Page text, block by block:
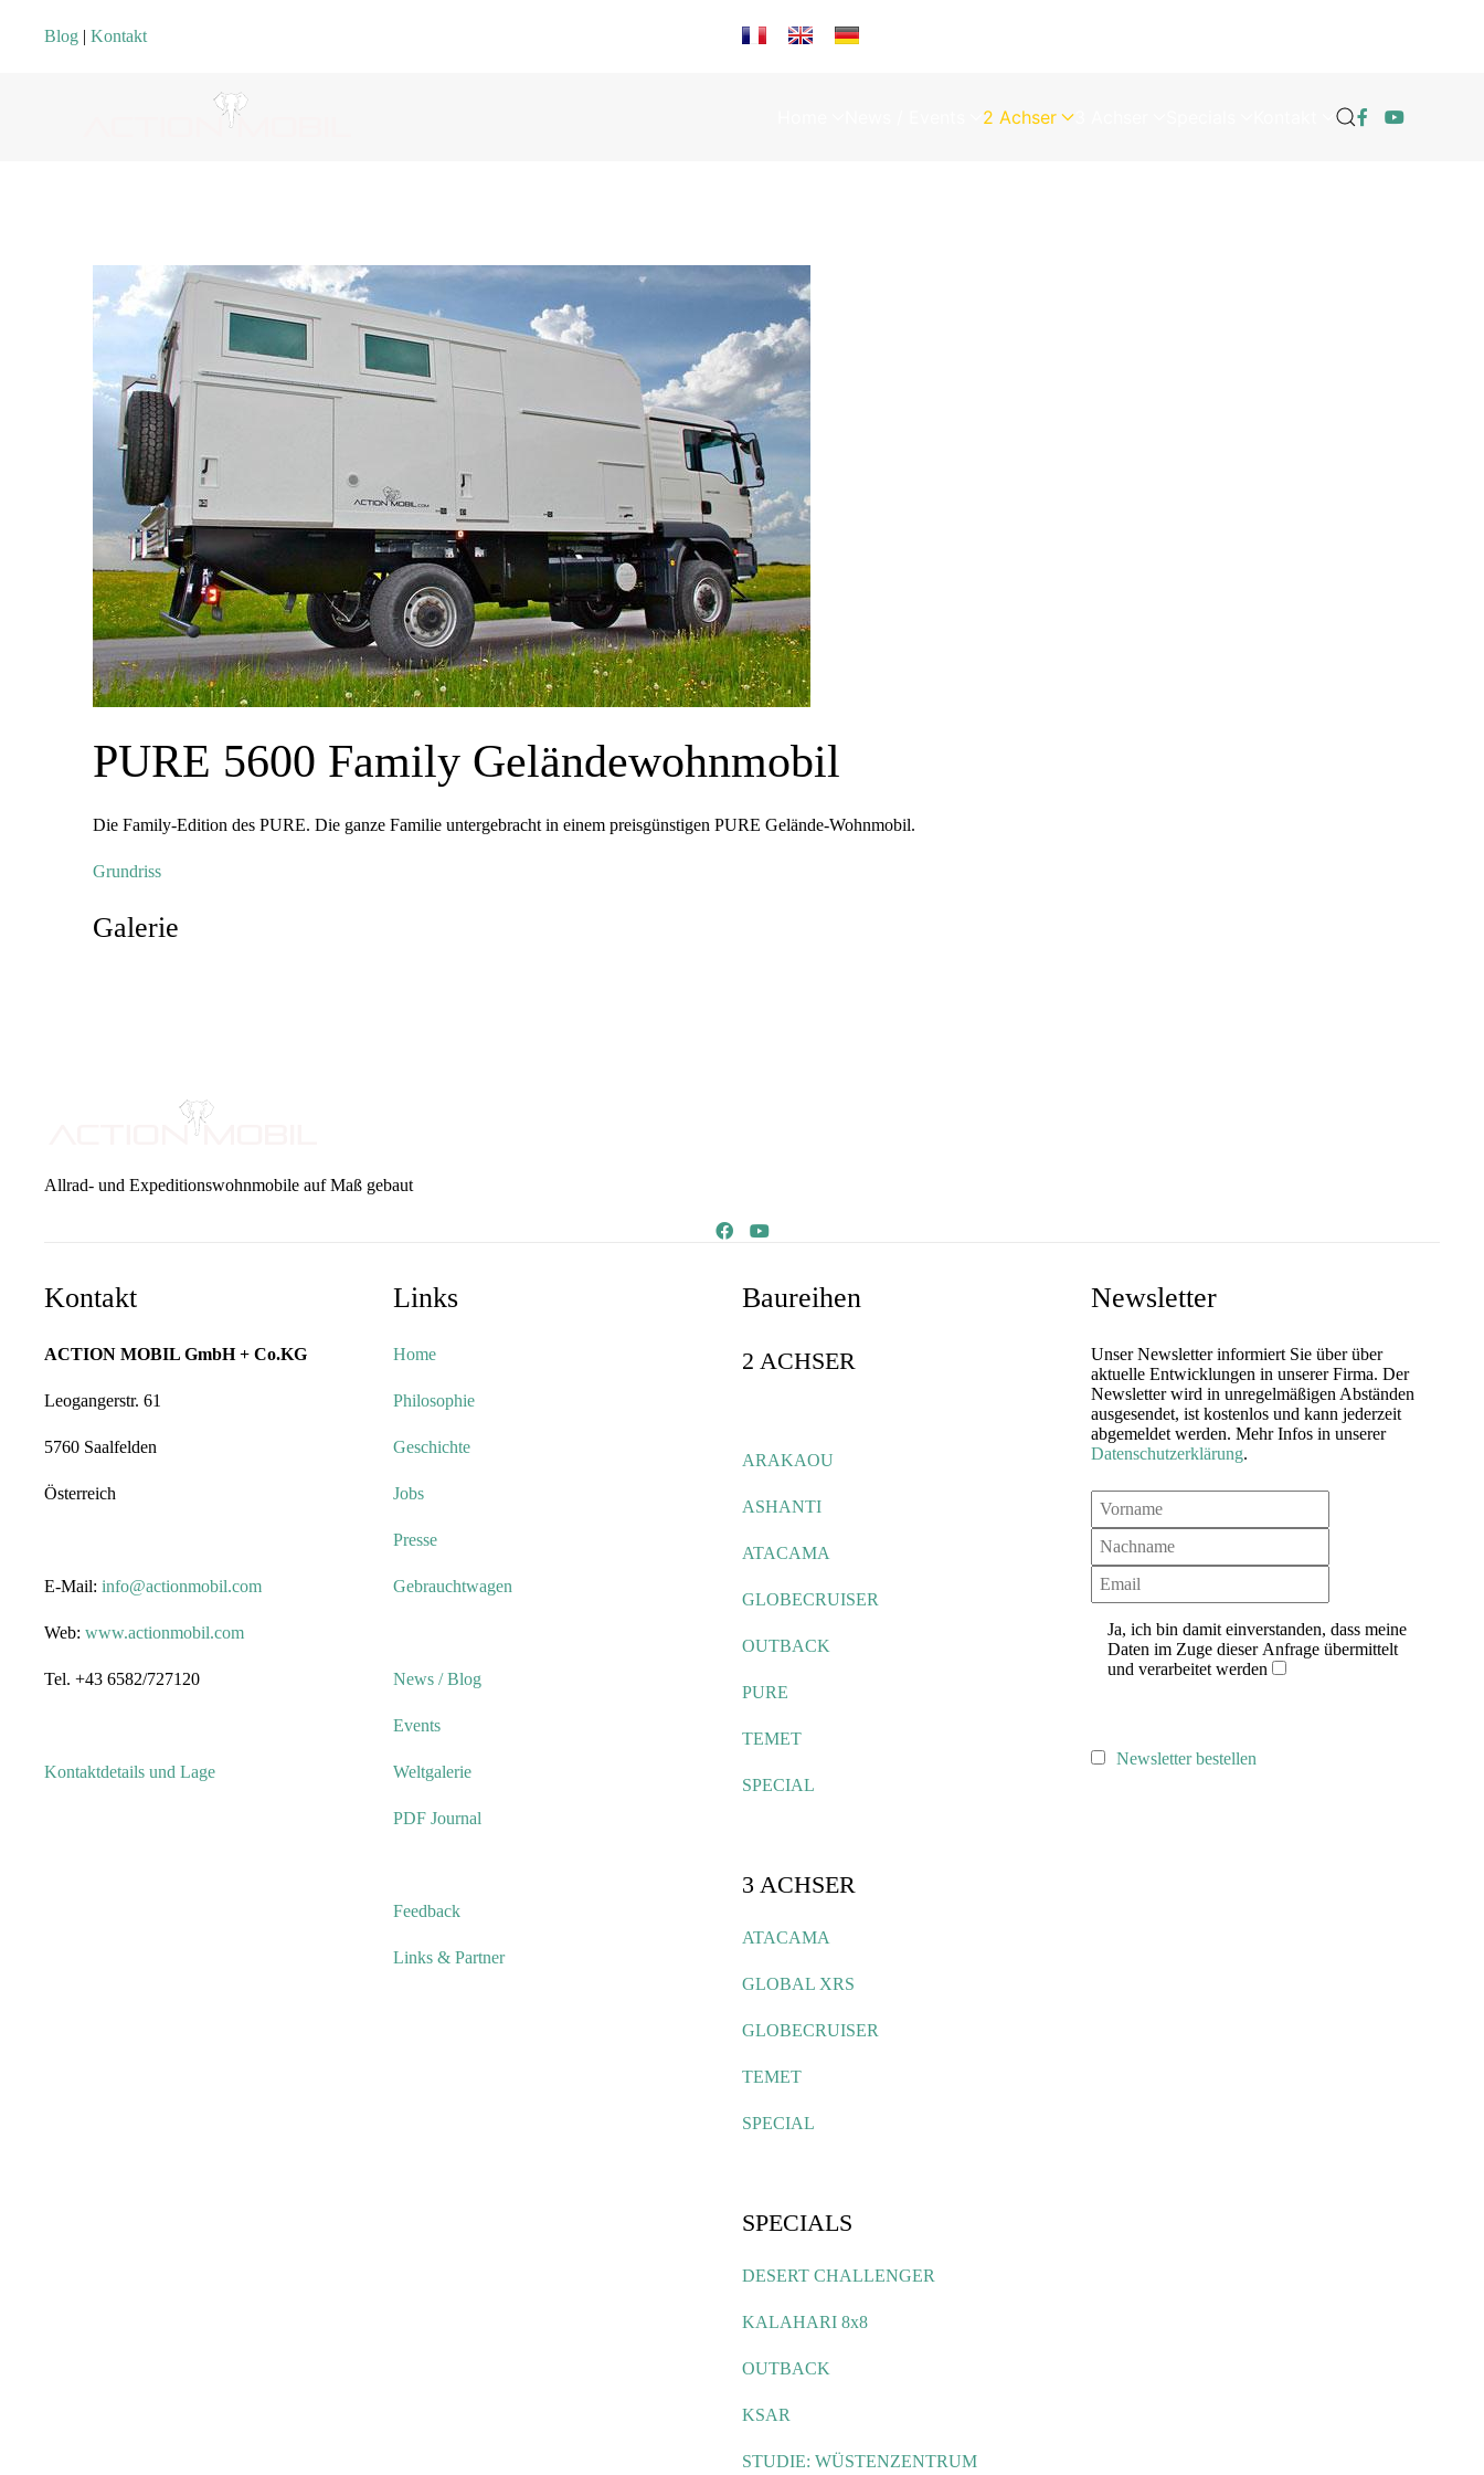
Blog | Kontakt Sprache auswählen
2 Achser
PURE 5600 Family Geländewohnmobil
Die Family-Edition des PURE. Die ganze Familie untergebracht in einem preisgünstigen PURE Gelände-Wohnmobil.
Grundriss
Galerie
Allrad- und Expeditionswohnmobile auf Maß gebaut
Kontakt
ACTION MOBIL GmbH + Co.KG
Leogangerstr. 61
5760 Saalfelden
Österreich
E-Mail: info@actionmobil.com
Web: www.actionmobil.com
Tel. +43 6582/727120
Kontaktdetails und Lage
Links
Home
Philosophie
Geschichte
Jobs
Presse
Gebrauchtwagen
News / Blog
Events
Weltgalerie
PDF Journal
Feedback
Links & Partner
Baureihen
2 ACHSER
ARAKAOU
ASHANTI
ATACAMA
GLOBECRUISER
OUTBACK
PURE
TEMET
SPECIAL
3 ACHSER
ATACAMA
GLOBAL XRS
GLOBECRUISER
TEMET
SPECIAL
SPECIALS
DESERT CHALLENGER
KALAHARI 8x8
OUTBACK
KSAR
STUDIE: WÜSTENZENTRUM
Newsletter
Unser Newsletter informiert Sie über über
aktuelle Entwicklungen in unserer Firma. Der
Newsletter wird in unregelmäßigen Abständen
ausgesendet, ist kostenlos und kann jederzeit
abgemeldet werden. Mehr Infos in unserer
Datenschutzerklärung.
Ja, ich bin damit einverstanden, dass meine
Daten im Zuge dieser Anfrage übermittelt
und verarbeitet werden
Newsletter bestellen